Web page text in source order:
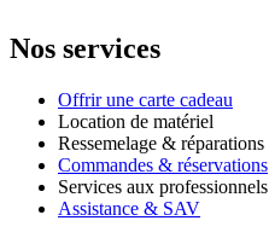
Nos services
Offrir une carte cadeau
Location de matériel
Ressemelage & réparations
Commandes & réservations
Services aux professionnels
Assistance & SAV